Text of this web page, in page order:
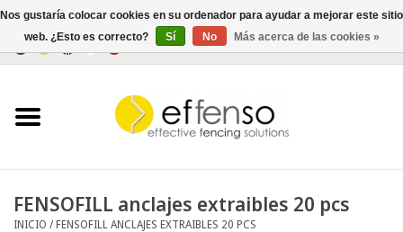
FENSOFILL anclajes extraibles 20 pcs
INICIO /FENSOFILL ANCLAJES EXTRAIBLES 20 PCS
Nos gustaría colocar cookies en su ordenador para ayudar a mejorar este sitio
web. ¿Esto es correcto?
Sí No Más acerca de las cookies »